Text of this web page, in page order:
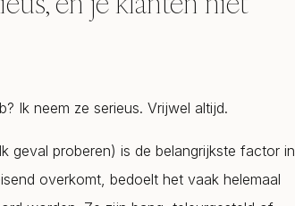
Ik neem ze serieus. Vrijwel altijd.
geval proberen) is de belangrijkste factor in
overkomt, bedoelt het vaak helemaal